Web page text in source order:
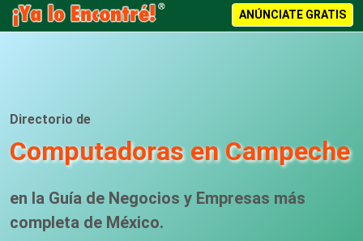
ANÚNCIATE GRATIS
Directorio de
Computadoras en Campeche
en la Guía de Negocios y Empresas más
completa de México.